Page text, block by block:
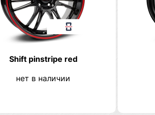
Shift pinstripe red
нет в наличии